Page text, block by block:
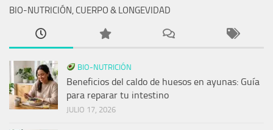
BIO-NUTRICIÓN, CUERPO & LONGEVIDAD
BIO-NUTRICIÓN
Beneficios del caldo de huesos en ayunas: Guía
para reparar tu intestino
JULIO 17, 2026